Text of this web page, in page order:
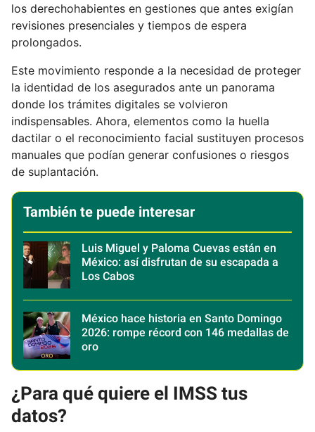
los derechohabientes en gestiones que antes exigían
revisiones presenciales y tiempos de espera
prolongados.
Este movimiento responde a la necesidad de proteger
la identidad de los asegurados ante un panorama
donde los trámites digitales se volvieron
indispensables. Ahora, elementos como la huella
dactilar o el reconocimiento facial sustituyen procesos
manuales que podían generar confusiones o riesgos
de suplantación.
También te puede interesar
Luis Miguel y Paloma Cuevas están en
México: así disfrutan de su escapada a
Los Cabos
México hace historia en Santo Domingo
2026: rompe récord con 146 medallas de
oro
¿Para qué quiere el IMSS tus
datos?